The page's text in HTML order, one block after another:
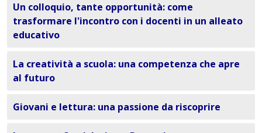
Un colloquio, tante opportunità: come
trasformare l'incontro con i docenti in un alleato
educativo
La creatività a scuola: una competenza che apre
al futuro
Giovani e lettura: una passione da riscoprire